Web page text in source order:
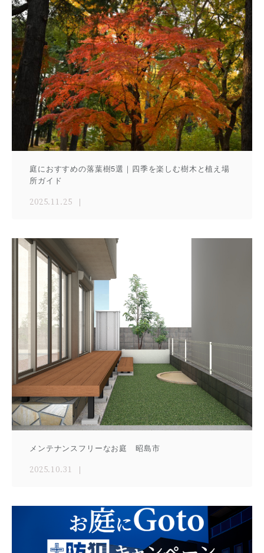
庭におすすめの落葉樹5選｜四季を楽しむ樹木と植え場
所ガイド
2025.11.25
メンテナンスフリーなお庭 昭島市
2025.10.31